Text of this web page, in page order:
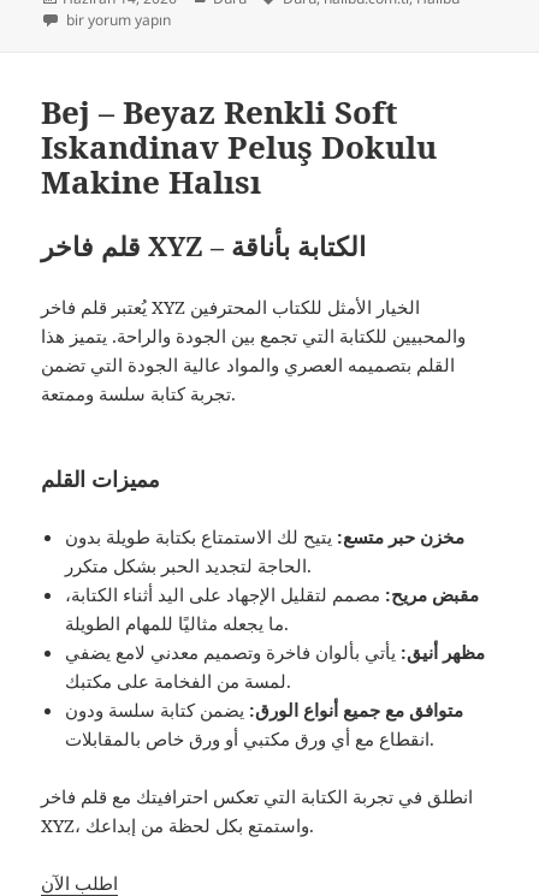
tarihi
Bej Renkli Soft Iskandinav Peluş Dokulu Makine Halısı için
bir yorum yapın
Bej – Beyaz Renkli Soft
Iskandinav Peluş Dokulu
Makine Halısı
قلم فاخر XYZ – الكتابة بأناقة
يُعتبر قلم فاخر XYZ الخيار الأمثل للكتاب المحترفين
والمحبيين للكتابة التي تجمع بين الجودة والراحة. يتميز هذا
القلم بتصميمه العصري والمواد عالية الجودة التي تضمن
تجربة كتابة سلسة وممتعة.
مميزات القلم
مخزن حبر متسع: يتيح لك الاستمتاع بكتابة طويلة بدون
الحاجة لتجديد الحبر بشكل متكرر.
مقبض مريح: مصمم لتقليل الإجهاد على اليد أثناء الكتابة،
ما يجعله مثاليًا للمهام الطويلة.
مظهر أنيق: يأتي بألوان فاخرة وتصميم معدني لامع يضفي
لمسة من الفخامة على مكتبك.
متوافق مع جميع أنواع الورق: يضمن كتابة سلسة ودون
انقطاع مع أي ورق مكتبي أو ورق خاص بالمقابلات.
انطلق في تجربة الكتابة التي تعكس احترافيتك مع قلم فاخر
XYZ، واستمتع بكل لحظة من إبداعك.
اطلب الآن